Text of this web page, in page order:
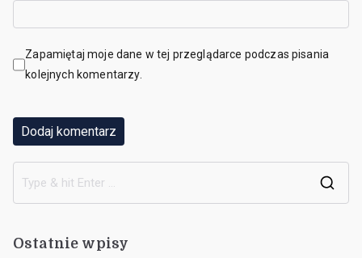
Zapamiętaj moje dane w tej przeglądarce podczas pisania
kolejnych komentarzy.
Ostatnie wpisy